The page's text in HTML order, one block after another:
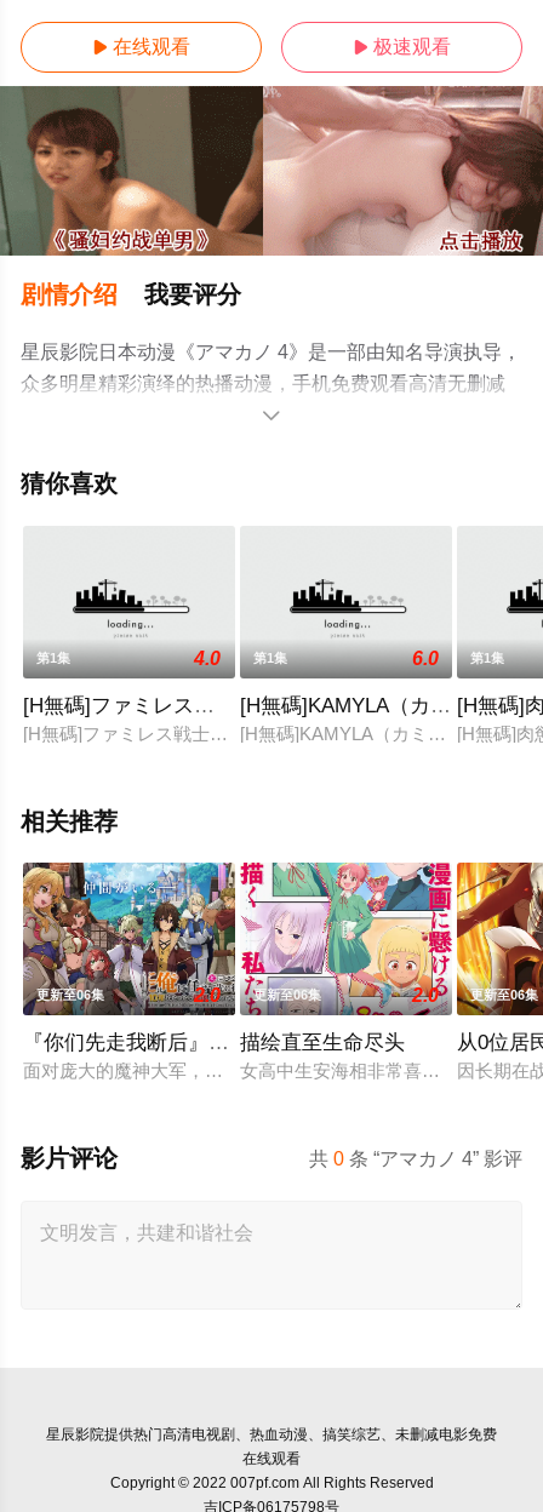
 在线观看  极速观看
剧情介绍 我要评分
星辰影院日本动漫《アマカノ 4》是一部由知名导演执导，
众多明星精彩演绎的热播动漫，手机免费观看高清无删减
完整版动漫全集就来星辰影视，更多相关信息可移步至豆

猜你喜欢
第1集 4.0
[H無碼]ファミレス戦士プリン order.2
[H無碼]ファミレス戦士プリン order.2
第1集 6.0
[H無碼]KAMYLA（カミイラ）１
[H無碼]KAMYLA（カミイラ）１
第1集
[H無碼]
[H無碼]肉
相关推荐
更新至06集 2.0
『你们先走我断后』，于是10年后我成为了传说
面对庞大的魔神大军，为了回避全灭危机，勒库对伙伴们说出
更新至06集 2.0
描绘直至生命尽头
女高中生安海相非常喜欢看漫画，尤
更新至06集
从0位居
因长期在
共0 条 “アマカノ 4” 影评
影片评论
星辰影院提供热门高清电视剧、热血动漫、搞笑综艺、未删减电影免费
在线观看
Copyright © 2022 007pf.com All Rights Reserved
吉ICP备06175798号